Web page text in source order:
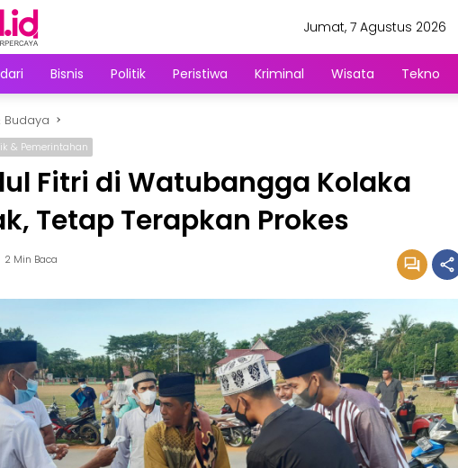
Jumat, 7 Agustus 2026
Bisnis Politik Peristiwa Kriminal Wisata Tekno
Budaya
& Pemerintahan
Fitri di Watubangga Kolaka
Tetap Terapkan Prokes
2 Min Baca